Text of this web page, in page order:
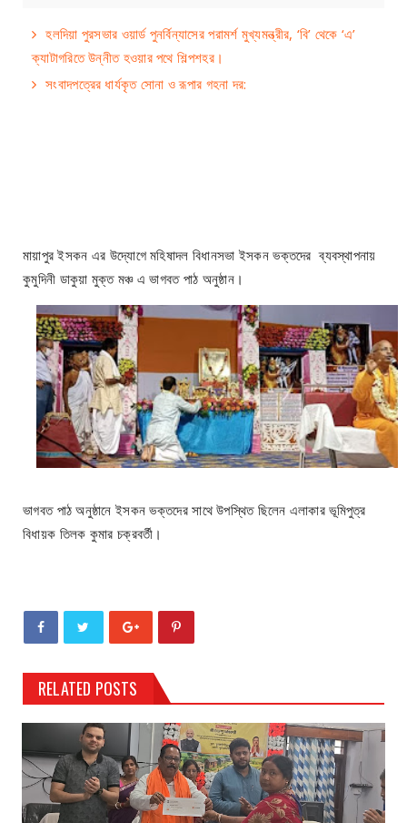
হলদিয়া পুরসভার ওয়ার্ড পুনর্বিন্যাসের পরামর্শ মুখ্যমন্ত্রীর, ‘বি’ থেকে ‘এ’
ক্যাটাগরিতে উন্নীত হওয়ার পথে শিল্পশহর।
সংবাদপত্রের ধার্যকৃত সোনা ও রূপার গহনা দর:
মায়াপুর ইসকন এর উদ্যোগে মহিষাদল বিধানসভা ইসকন ভক্তদের ব্যবস্থাপনায়
কুমুদিনী ডাকুয়া মুক্ত মঞ্চ এ ভাগবত পাঠ অনুষ্ঠান।
ভাগবত পাঠ অনুষ্ঠানে ইসকন ভক্তদের সাথে উপস্থিত ছিলেন এলাকার ভূমিপুত্র
বিধায়ক তিলক কুমার চক্রবর্তী।
RELATED POSTS